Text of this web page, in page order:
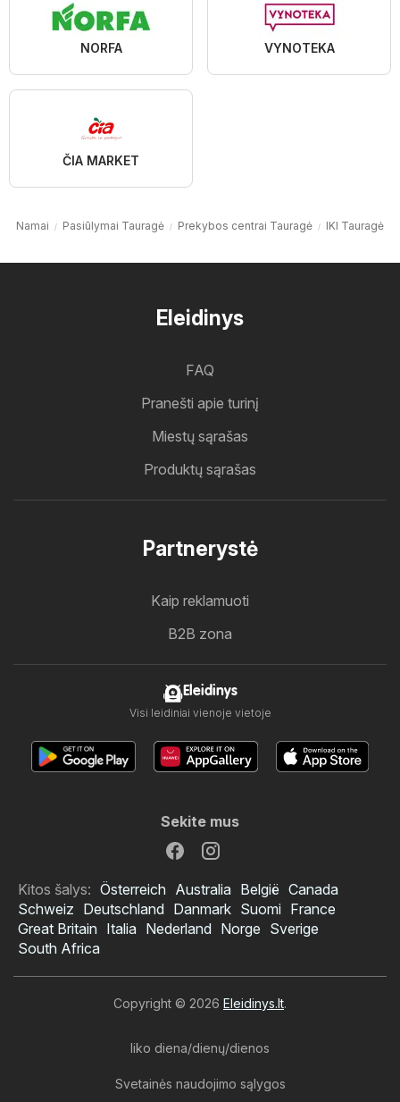
NORFA VYNOTEKA
ČIA MARKET
Namai Pasiūlymai Tauragė Prekybos centrai Tauragė IKI Tauragė
Eleidinys
FAQ
Pranešti apie turinį
Miestų sąrašas
Produktų sąrašas
Partnerystė
Kaip reklamuoti
B2B zona
Eleidinys
Visi leidiniai vienoje vietoje
Sekite mus
Kitos šalys: Österreich Australia België Canada
Schweiz Deutschland Danmark Suomi France
Great Britain Italia Nederland Norge Sverige
South Africa
Copyright © 2026 Eleidinys.lt.
liko diena/dienų/dienos
Svetainės naudojimo sąlygos